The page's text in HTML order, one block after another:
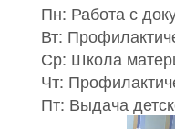
Пн: Работа с
Вт:
Ср: Школа
Чт:
Пт: Выдача